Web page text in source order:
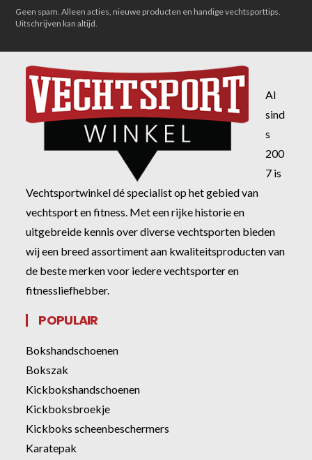
Geen spam. Alleen acties, nieuwe producten en handige vechtsporttips.
Uitschrijven kan altijd.
Al
sind
s
200
7 is
Vechtsportwinkel dé specialist op het gebied van
vechtsport en fitness. Met een rijke historie en
uitgebreide kennis over diverse vechtsporten bieden
wij een breed assortiment aan kwaliteitsproducten van
de beste merken voor iedere vechtsporter en
fitnessliefhebber.
POPULAIR
Bokshandschoenen
Bokszak
Kickbokshandschoenen
Kickboksbroekje
Kickboks scheenbeschermers
Karatepak